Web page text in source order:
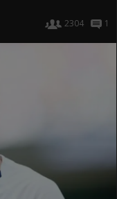
2304 1